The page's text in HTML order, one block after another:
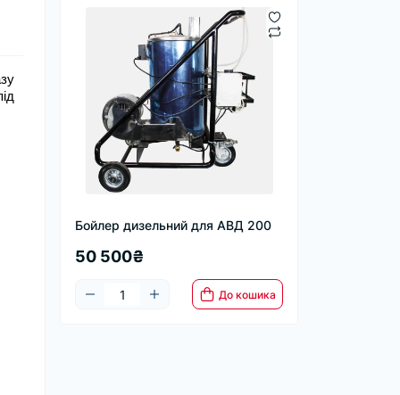
Бойлер дизельний для АВД 200
50 500₴
До кошика